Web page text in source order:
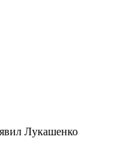
Лукашенко